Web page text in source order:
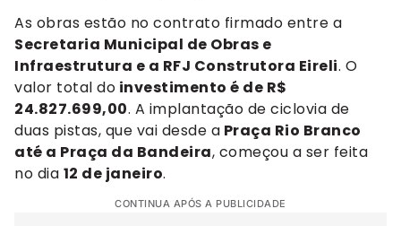
As obras estão no contrato firmado entre a
Secretaria Municipal de Obras e
Infraestrutura e a RFJ Construtora Eireli. O
valor total do investimento é de R$
24.827.699,00. A implantação de ciclovia de
duas pistas, que vai desde a Praça Rio Branco
até a Praça da Bandeira, começou a ser feita
no dia 12 de janeiro.
CONTINUA APÓS A PUBLICIDADE